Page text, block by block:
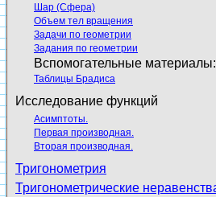
Шар (Сфера)
Объем тел вращения
Задачи по геометрии
Задания по геометрии
Вспомогательные материалы:
Таблицы Брадиса
Исследование функций
Асимптоты.
Первая производная.
Вторая производная.
Тригонометрия
Тригонометрические